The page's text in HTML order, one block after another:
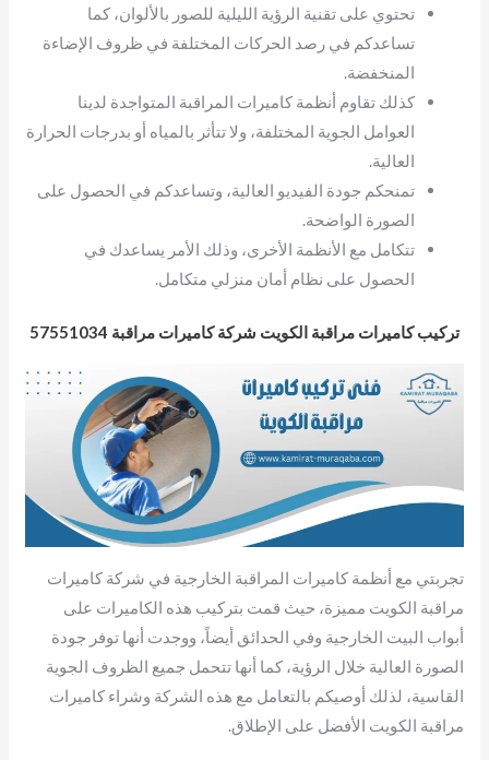
تحتوي على تقنية الرؤية الليلية للصور بالألوان، كما
تساعدكم في رصد الحركات المختلفة في ظروف الإضاءة
المنخفضة.
كذلك تقاوم أنظمة كاميرات المراقبة المتواجدة لدينا
العوامل الجوية المختلفة، ولا تتأثر بالمياه أو بدرجات الحرارة
العالية.
تمنحكم جودة الفيديو العالية، وتساعدكم في الحصول على
الصورة الواضحة.
تتكامل مع الأنظمة الأخرى، وذلك الأمر يساعدك في
الحصول على نظام أمان منزلي متكامل.
تركيب كاميرات مراقبة الكويت شركة كاميرات مراقبة 57551034
تجربتي مع أنظمة كاميرات المراقبة الخارجية في شركة كاميرات
مراقبة الكويت مميزة، حيث قمت بتركيب هذه الكاميرات على
أبواب البيت الخارجية وفي الحدائق أيضاً، ووجدت أنها توفر جودة
الصورة العالية خلال الرؤية، كما أنها تتحمل جميع الظروف الجوية
القاسية، لذلك أوصيكم بالتعامل مع هذه الشركة وشراء كاميرات
مراقبة الكويت الأفضل على الإطلاق.